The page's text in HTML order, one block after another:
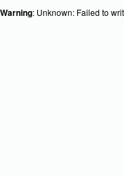
Warning: Unknown: Failed to